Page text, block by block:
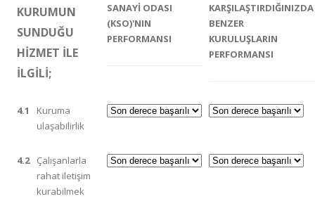
KURUMUN
SUNDUĞU
HİZMET İLE
İLGİLİ;
SANAYİ ODASI
(KSO)'NIN
PERFORMANSI
KARŞILAŞTIRDIĞINIZDA
BENZER
KURULUŞLARIN
PERFORMANSI
4.1
Kuruma
ulaşabilirlik
4.2
Çalışanlarla
rahat iletişim
kurabilmek